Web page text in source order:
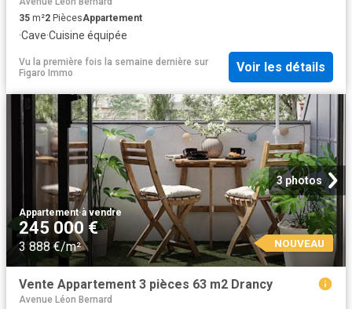
35 m²2 PiècesAppartement
·Cave·Cuisine équipée
Vu la première fois la semaine dernière sur
Figaro Immo
Voir les détails
3 photos
Appartement·à vendre
245 000 €
3 888 €/m² NOUVEAU
Vente Appartement 3 pièces 63 m2 Drancy
Avenue Léon Bernard